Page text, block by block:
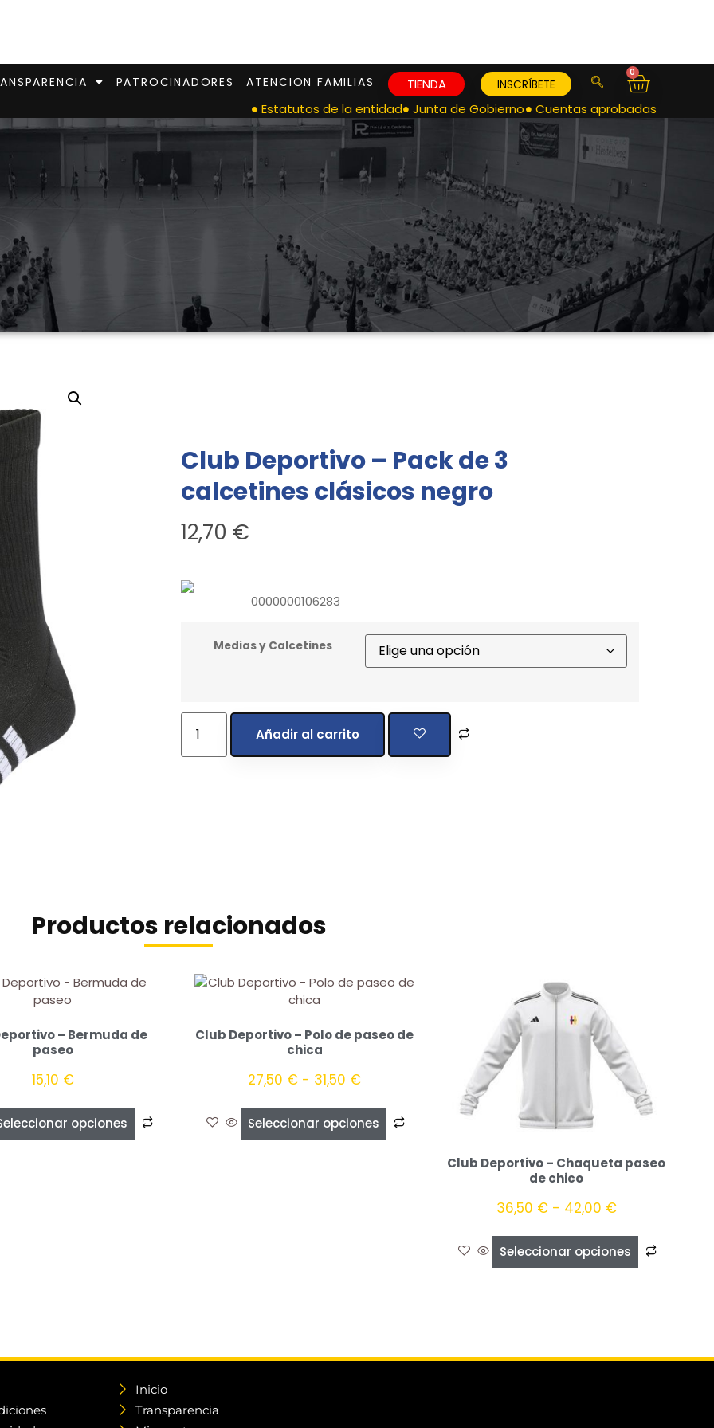
PATROCINADORES ATENCION FAMILIAS TIENDA INSCRÍBETE
0
Estatutos de la entidad Junta de Gobierno Cuentas aprobadas
Club Deportivo – Pack de 3
calcetines clásicos negro
12,70 €
0000000106283
Medias y Calcetines
Añadir al carrito
Productos relacionados
– Bermuda de
paseo
15,10 €
opciones
Club Deportivo – Polo de paseo de
chica
27,50 € - 31,50 €
Seleccionar opciones
Club Deportivo – Chaqueta paseo
de chico
36,50 € - 42,00 €
Seleccionar opciones
Inicio
Transparencia